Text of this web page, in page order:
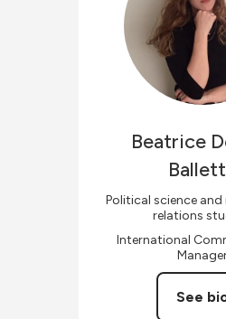
Beatrice
Political science
relations
International
See